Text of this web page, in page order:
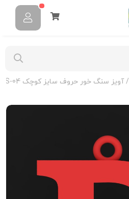
/ آویز سنگ خور حروف سایز کوچک H-MAYA-S-04